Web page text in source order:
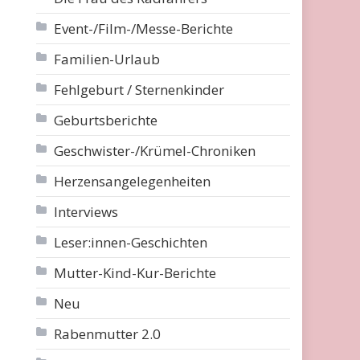
Event-/Film-/Messe-Berichte
Familien-Urlaub
Fehlgeburt / Sternenkinder
Geburtsberichte
Geschwister-/Krümel-Chroniken
Herzensangelegenheiten
Interviews
Leser:innen-Geschichten
Mutter-Kind-Kur-Berichte
Neu
Rabenmutter 2.0